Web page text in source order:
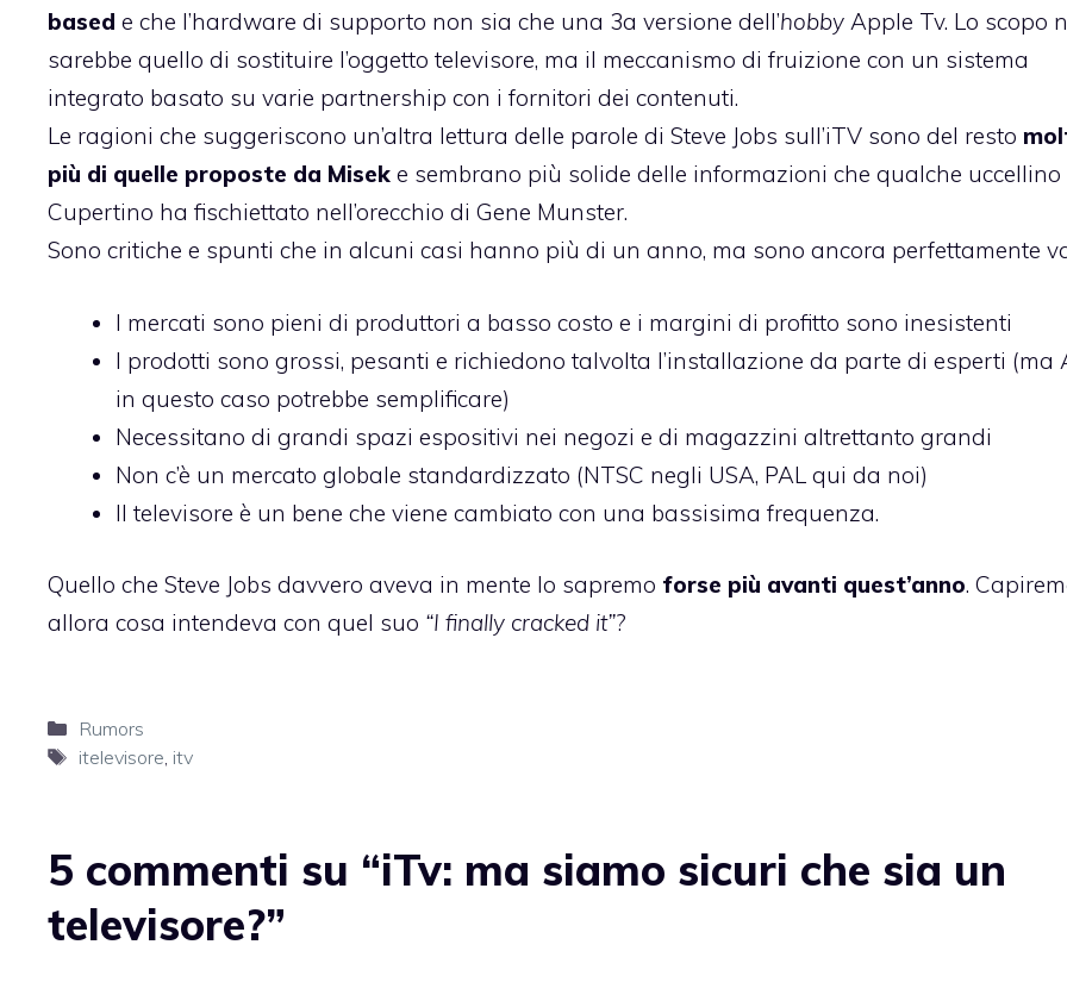
based e che l’hardware di supporto non sia che una 3a versione dell’hobby Apple Tv. Lo scopo
sarebbe quello di sostituire l’oggetto televisore, ma il meccanismo di fruizione con un sistema
integrato basato su varie partnership con i fornitori dei contenuti.
Le ragioni che suggeriscono un’altra lettura delle parole di Steve Jobs sull’iTV sono del resto
più di quelle proposte da Misek e sembrano più solide delle informazioni che qualche
Cupertino ha fischiettato nell’orecchio di Gene Munster.
Sono critiche e spunti che in alcuni casi hanno più di un anno, ma sono ancora perfettamente
I mercati sono pieni di produttori a basso costo e i margini di profitto sono inesistenti
I prodotti sono grossi, pesanti e richiedono talvolta l’installazione da parte di esperti (ma
in questo caso potrebbe semplificare)
Necessitano di grandi spazi espositivi nei negozi e di magazzini altrettanto grandi
Non c’è un mercato globale standardizzato (NTSC negli USA, PAL qui da noi)
Il televisore è un bene che viene cambiato con una bassisima frequenza.
Quello che Steve Jobs davvero aveva in mente lo sapremo forse più avanti quest’anno.
allora cosa intendeva con quel suo “I finally cracked it”?
Categorie
Rumors
Tag
itelevisore, itv
5 commenti su “iTv: ma siamo sicuri che sia un
televisore?”